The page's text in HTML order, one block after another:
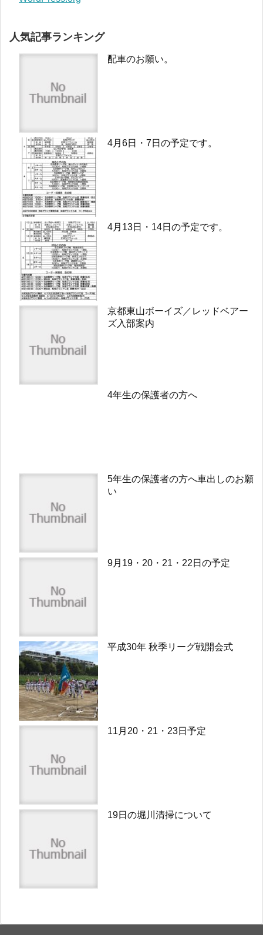
人気記事ランキング
配車のお願い。
4月6日・7日の予定です。
4月13日・14日の予定です。
京都東山ボーイズ／レッドベアー
ズ入部案内
4年生の保護者の方へ
5年生の保護者の方へ車出しのお願
い
9月19・20・21・22日の予定
平成30年 秋季リーグ戦開会式
11月20・21・23日予定
19日の堀川清掃について